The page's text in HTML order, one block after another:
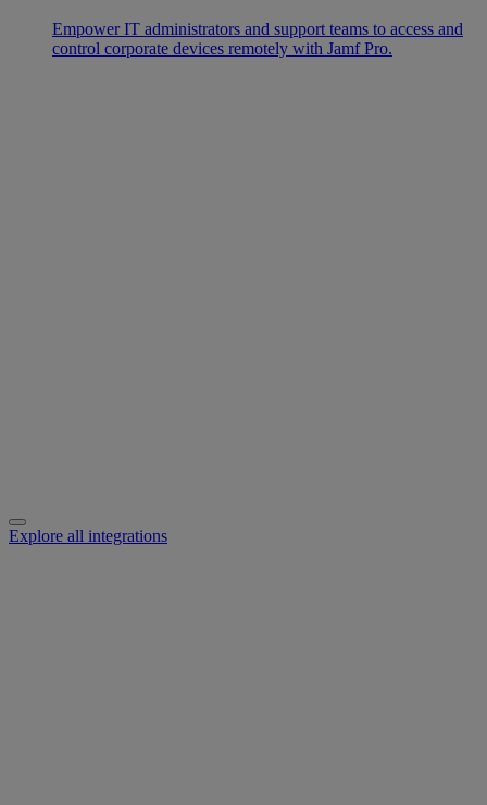
Empower IT administrators and support teams to access and
control corporate devices remotely with Jamf Pro.
Explore all integrations